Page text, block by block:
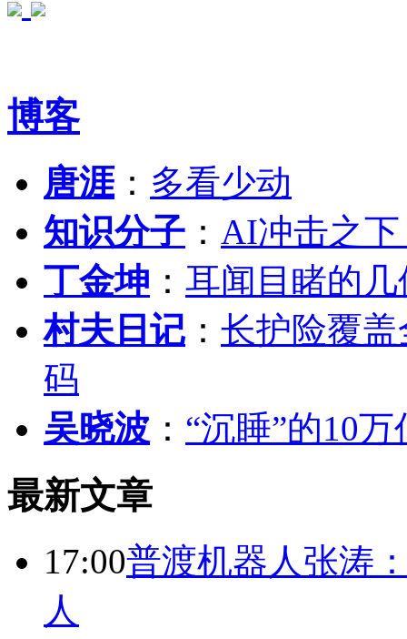
博客
唐涯： 多看少动
知识分子 ： AI冲击之
丁金坤 ： 耳闻目睹的
村夫日记 ： 长护险覆
码
吴晓波 ： “沉睡”的10
最新文章
17:00普渡机器人张涛
人